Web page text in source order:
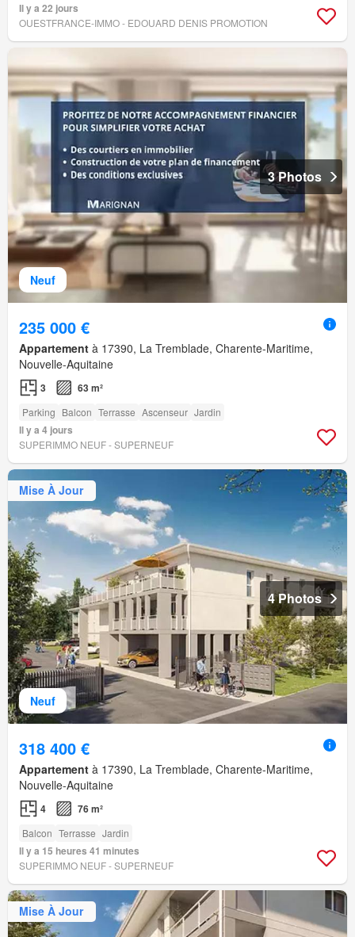
Il y a 22 jours
OUESTFRANCE-IMMO - EDOUARD DENIS PROMOTION
Neuf
3 Photos
235 000 €
Appartement à 17390, La Tremblade, Charente-Maritime,
Nouvelle-Aquitaine
3 63 m²
Parking Balcon Terrasse Ascenseur Jardin
Il y a 4 jours
SUPERIMMO NEUF - SUPERNEUF
Neuf
Mise À Jour
4 Photos
318 400 €
Appartement à 17390, La Tremblade, Charente-Maritime,
Nouvelle-Aquitaine
4 76 m²
Balcon Terrasse Jardin
Il y a 15 heures 41 minutes
SUPERIMMO NEUF - SUPERNEUF
Mise À Jour